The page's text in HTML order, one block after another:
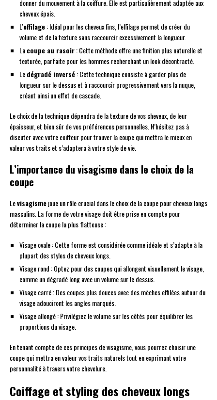
donner du mouvement à la coiffure. Elle est particulièrement adaptée aux
cheveux épais.
L’effilage: Idéal pour les cheveux fins, l’effilage permet de créer du
volume et de la texture sans raccourcir excessivement la longueur.
Lacoupe au rasoir: Cette méthode offre une finition plus naturelle et
texturée, parfaite pour les hommes recherchant un look décontracté.
Ledégradé inversé: Cette technique consiste à garder plus de
longueur sur le dessus et à raccourcir progressivement vers la nuque,
créant ainsi un effet de cascade.
Le choix de la technique dépendra de la texture de vos cheveux, de leur
épaisseur, et bien sûr de vos préférences personnelles. N’hésitez pas à
discuter avec votre coiffeur pour trouver la coupe qui mettra le mieux en
valeur vos traits et s’adaptera à votre style de vie.
L’importance du visagisme dans le choix de la
coupe
Levisagismejoue un rôle crucial dans le choix de la coupe pour cheveux longs
masculins. La forme de votre visage doit être prise en compte pour
déterminer la coupe la plus flatteuse :
Visage ovale : Cette forme est considérée comme idéale et s’adapte à la
plupart des styles de cheveux longs.
Visage rond : Optez pour des coupes qui allongent visuellement le visage,
comme un dégradé long avec un volume sur le dessus.
Visage carré : Des coupes plus douces avec des mèches effilées autour du
visage adouciront les angles marqués.
Visage allongé : Privilégiez le volume sur les côtés pour équilibrer les
proportions du visage.
En tenant compte de ces principes de visagisme, vous pourrez choisir une
coupe qui mettra en valeur vos traits naturels tout en exprimant votre
personnalité à travers votre chevelure.
Coiffage et styling des cheveux longs